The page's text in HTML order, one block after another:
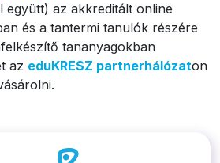
együtt) az akkreditált online
és a tantermi tanulók részére
tananyagokban
az eduKRESZ partnerhálózaton